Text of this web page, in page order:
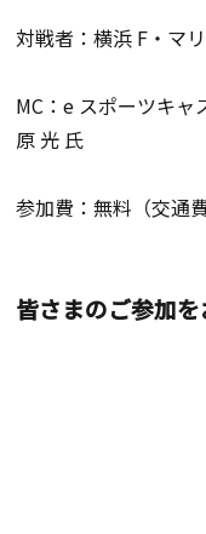
対戦者：横浜 F・マ
MC：e スポーツキ
原 光 氏
参加費：無料（交通
皆さまのご参加を